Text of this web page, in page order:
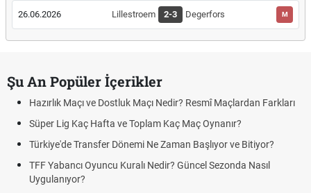
26.06.2026 Lillestroem 2-3 Degerfors M
Şu An Popüler İçerikler
Hazırlık Maçı ve Dostluk Maçı Nedir? Resmî Maçlardan Farkları
Süper Lig Kaç Hafta ve Toplam Kaç Maç Oynanır?
Türkiye'de Transfer Dönemi Ne Zaman Başlıyor ve Bitiyor?
TFF Yabancı Oyuncu Kuralı Nedir? Güncel Sezonda Nasıl
Uygulanıyor?